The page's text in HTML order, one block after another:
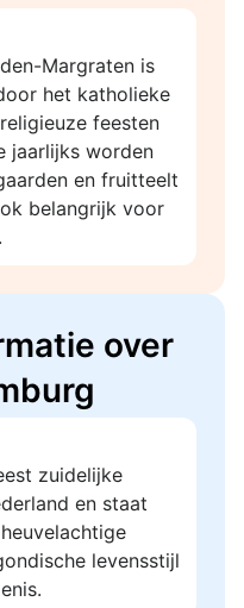
Margraten is
het katholieke
feesten
jaarlijks worden
en fruitteelt
belangrijk voor
over
zuidelijke
en staat
levensstijl